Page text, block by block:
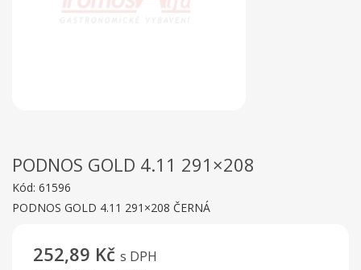
PODNOS GOLD 4.11 291×208
Kód: 61596
PODNOS GOLD 4.11 291×208 ČERNÁ
252,89 Kč s DPH